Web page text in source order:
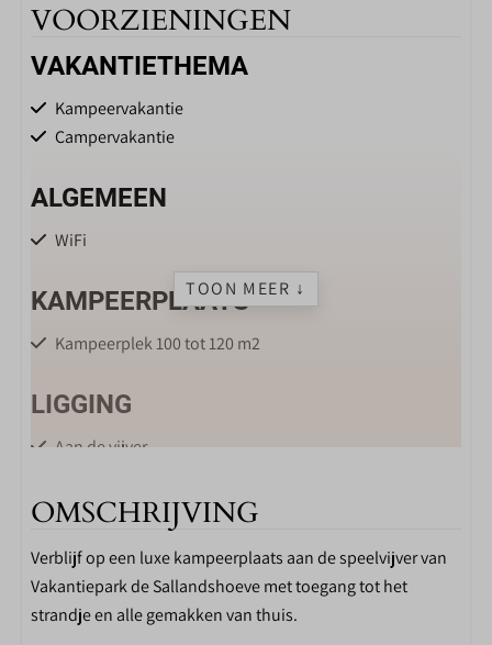
VOORZIENINGEN
VAKANTIETHEMA
Kampeervakantie
Campervakantie
ALGEMEEN
WiFi
KAMPEERPLAATS
Kampeerplek 100 tot 120 m2
LIGGING
Aan de vijver
Vlakbij sanitairgebouw
PARKFACILITEITEN DE
SALLANDSHOEVE
TOON MEER ↓
OMSCHRIJVING
Verblijf op een luxe kampeerplaats aan de speelvijver van
Vakantiepark de Sallandshoeve met toegang tot het
strandje en alle gemakken van thuis.